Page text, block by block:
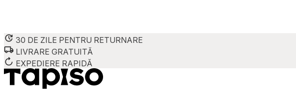
30 DE ZILE PENTRU RETURNARE
LIVRARE GRATUITĂ
EXPEDIERE RAPIDĂ